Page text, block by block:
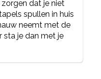
dat je niet
spullen in huis
neemt met de
sta je dan met je